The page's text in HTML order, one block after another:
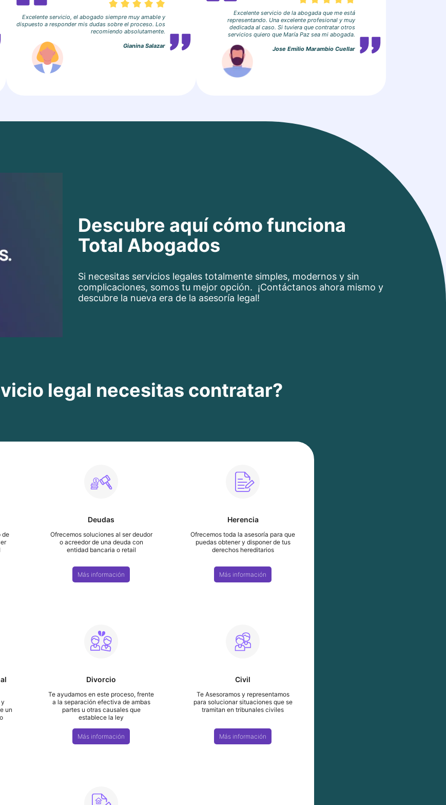
Excelente servicio, el abogado siempre muy amable y
dispuesto a responder mis dudas sobre el proceso. Los
recomiendo absolutamente.
Gianina Salazar
Excelente servicio de la abogada que me está
representando. Una excelente profesional y muy
dedicada al caso. Si tuviera que contratar otros
servicios quiero que María Paz sea mi abogada.
Jose Emilio Marambio Cuellar
Descubre aquí cómo funciona
Total Abogados
Si necesitas servicios legales totalmente simples, modernos y sin
complicaciones, somos tu mejor opción. ¡Contáctanos ahora mismo y
descubre la nueva era de la asesoría legal!
legal necesitas contratar?
de
Deudas
Ofrecemos soluciones al ser deudor
o acreedor de una deuda con
entidad bancaria o retail
Más información
Herencia
Ofrecemos toda la asesoría para que
puedas obtener y disponer de tus
derechos hereditarios
Más información
un
Divorcio
Te ayudamos en este proceso, frente
a la separación efectiva de ambas
partes u otras causales que
establece la ley
Más información
Civil
Te Asesoramos y representamos
para solucionar situaciones que se
tramitan en tribunales civiles
Más información